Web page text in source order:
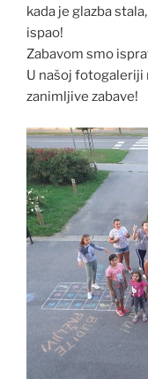
kada je glazba
ispao!
Zabavom smo
U našoj fotogaleriji
zanimljive zabave!